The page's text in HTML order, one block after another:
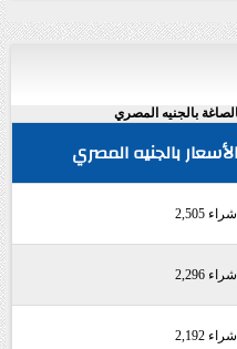
بالجنيه المصري
الأسعار بالجنيه المصري